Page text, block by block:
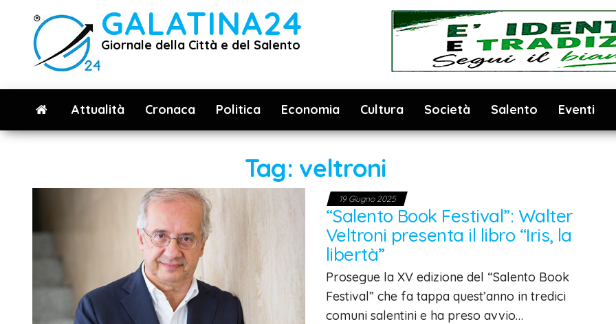
contenuto
GALATINA24
Giornale della Città e del Salento
Attualità Cronaca Politica Economia Cultura Società Salento Eventi
Tag: veltroni
19 Giugno 2025
“Salento Book Festival”: Walter
Veltroni presenta il libro “Iris, la
libertà”
Prosegue la XV edizione del “Salento Book
Festival” che fa tappa quest’anno in tredici
comuni salentini e ha preso avvio…